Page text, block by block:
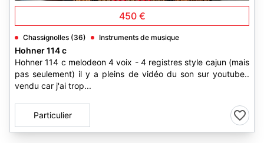
450 €
Chassignolles (36) Instruments de musique
Hohner 114 c
Hohner 114 c melodeon 4 voix - 4 registres style cajun (mais
pas seulement) il y a pleins de vidéo du son sur youtube..
vendu car j'ai trop...
Particulier